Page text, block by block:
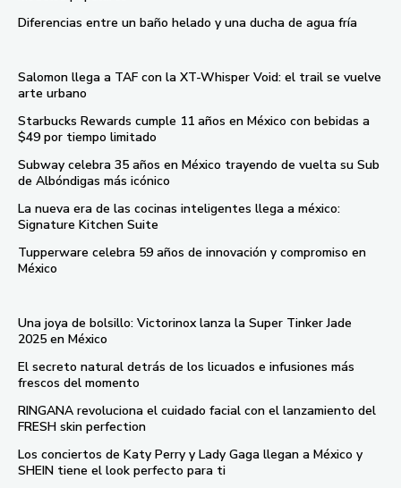
Diferencias entre un baño helado y una ducha de agua fría
Salomon llega a TAF con la XT-Whisper Void: el trail se vuelve
arte urbano
Starbucks Rewards cumple 11 años en México con bebidas a
$49 por tiempo limitado
Subway celebra 35 años en México trayendo de vuelta su Sub
de Albóndigas más icónico
La nueva era de las cocinas inteligentes llega a méxico:
Signature Kitchen Suite
Tupperware celebra 59 años de innovación y compromiso en
México
Una joya de bolsillo: Victorinox lanza la Super Tinker Jade
2025 en México
El secreto natural detrás de los licuados e infusiones más
frescos del momento
RINGANA revoluciona el cuidado facial con el lanzamiento del
FRESH skin perfection
Los conciertos de Katy Perry y Lady Gaga llegan a México y
SHEIN tiene el look perfecto para ti